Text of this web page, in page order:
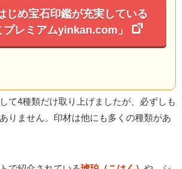
じめ宝石印鑑が充実している
プレミアムyinkan.com」
て4種類だけ取り上げましたが、必ずしも
りません。印材は他にも多くの種類があ